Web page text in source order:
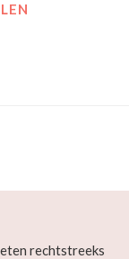
rechtstreeks